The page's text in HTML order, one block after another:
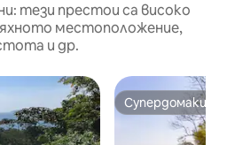
тези престои са високо
местоположение,
и др.
Супердомакин
Супердомакин